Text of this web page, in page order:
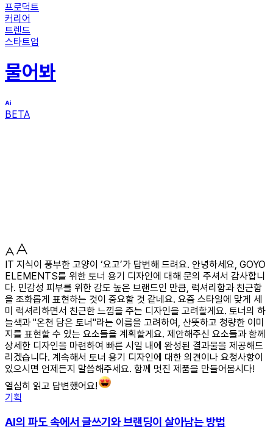
프로덕트
커리어
트렌드
스타트업
물어봐
BETA
IT 지식이 풍부한 고양이 ‘요고’가 답변해 드려요. 안녕하세요, GOYO
ELEMENTS를 위한 토너 용기 디자인에 대해 문의 주셔서 감사합니
다. 민감성 피부를 위한 감도 높은 브랜드인 만큼, 럭셔리함과 친근함
을 조화롭게 표현하는 것이 중요할 것 같네요. 요즘 스타일에 맞게 세
미 럭셔리하면서 친근한 느낌을 주는 디자인을 고려할게요. 토너의 하
늘색과 "온천 담은 토너"라는 이름을 고려하여, 산뜻하고 청량한 이미
지를 표현할 수 있는 요소들을 계획할게요. 제안해주신 요소들과 함께
상세한 디자인을 마련하여 빠른 시일 내에 완성된 결과물을 제공해드
리겠습니다. 계속해서 토너 용기 디자인에 대한 의견이나 요청사항이
있으시면 언제든지 말씀해주세요. 함께 멋진 제품을 만들어봅시다!
열심히 읽고 답변했어요!
기획
AI의 파도 속에서 글쓰기와 브랜딩이 살아남는 방법